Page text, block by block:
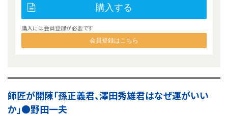
購入する
購入には会員登録が必要です
会員登録はこちら
師匠が開陳「孫正義君、澤田秀雄君はなぜ運がいい
か」●野田一夫